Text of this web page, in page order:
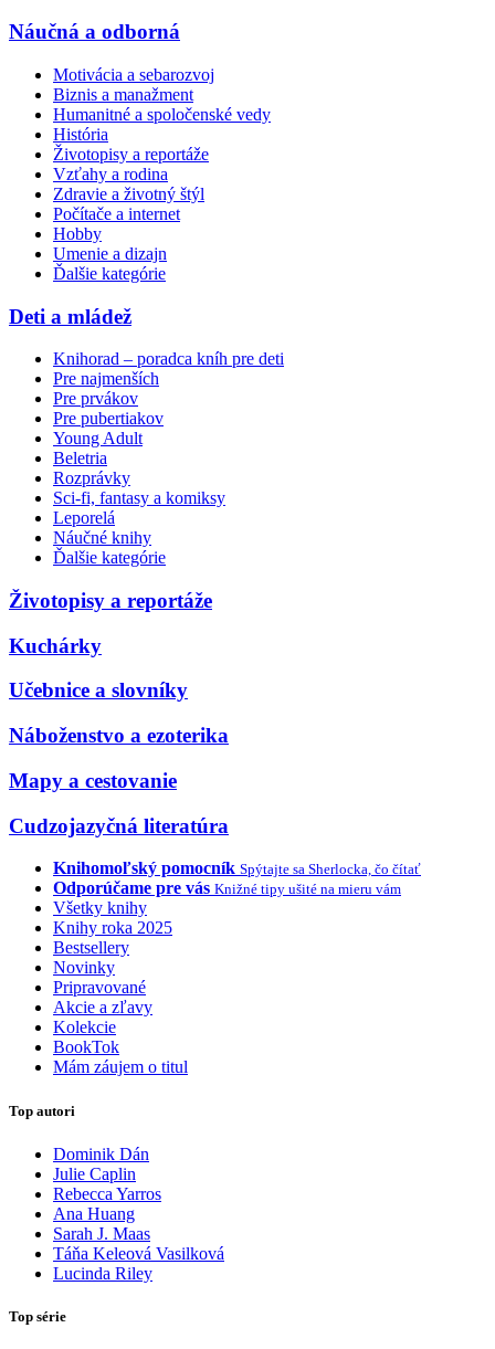
Náučná a odborná
Motivácia a sebarozvoj
Biznis a manažment
Humanitné a spoločenské vedy
História
Životopisy a reportáže
Vzťahy a rodina
Zdravie a životný štýl
Počítače a internet
Hobby
Umenie a dizajn
Ďalšie kategórie
Deti a mládež
Knihorad – poradca kníh pre deti
Pre najmenších
Pre prvákov
Pre pubertiakov
Young Adult
Beletria
Rozprávky
Sci-fi, fantasy a komiksy
Leporelá
Náučné knihy
Ďalšie kategórie
Životopisy a reportáže
Kuchárky
Učebnice a slovníky
Náboženstvo a ezoterika
Mapy a cestovanie
Cudzojazyčná literatúra
Knihomoľský pomocník Spýtajte sa Sherlocka, čo čítať
Odporúčame pre vás Knižné tipy ušité na mieru vám
Všetky knihy
Knihy roka 2025
Bestsellery
Novinky
Pripravované
Akcie a zľavy
Kolekcie
BookTok
Mám záujem o titul
Top autori
Dominik Dán
Julie Caplin
Rebecca Yarros
Ana Huang
Sarah J. Maas
Táňa Keleová Vasilková
Lucinda Riley
Top série